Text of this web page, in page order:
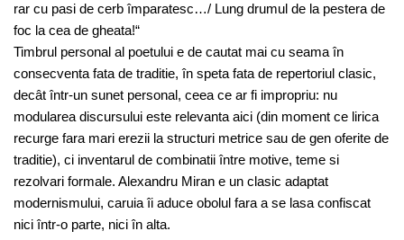
rar cu pasi de cerb împaratesc…/ Lung drumul de la pestera de
foc la cea de gheata!“
Timbrul personal al poetului e de cautat mai cu seama în
consecventa fata de traditie, în speta fata de repertoriul clasic,
decât într-un sunet personal, ceea ce ar fi impropriu: nu
modularea discursului este relevanta aici (din moment ce lirica
recurge fara mari erezii la structuri metrice sau de gen oferite de
traditie), ci inventarul de combinatii între motive, teme si
rezolvari formale. Alexandru Miran e un clasic adaptat
modernismului, caruia îi aduce obolul fara a se lasa confiscat
nici într-o parte, nici în alta.